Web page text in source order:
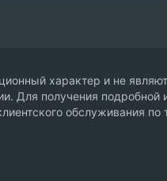
характер и не
Для получения подробной
обслуживания по